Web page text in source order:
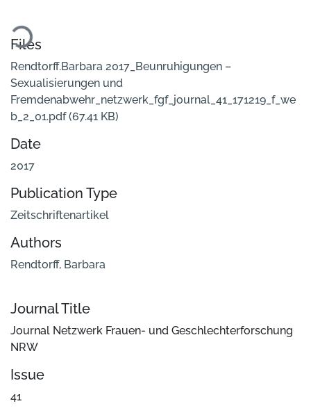
Files
Rendtorff.Barbara 2017_Beunruhigungen –
Sexualisierungen und
Fremdenabwehr_netzwerk_fgf_journal_41_171219_f_we
b_2_01.pdf(67.41 KB)
Date
2017
Publication Type
Zeitschriftenartikel
Authors
Rendtorff, Barbara
Journal Title
Journal Netzwerk Frauen- und Geschlechterforschung
NRW
Issue
41